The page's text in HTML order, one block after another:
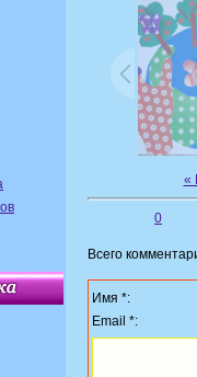
«
0
Всего
Имя *:
Email *: